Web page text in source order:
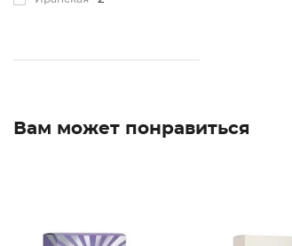
Вам может понравиться